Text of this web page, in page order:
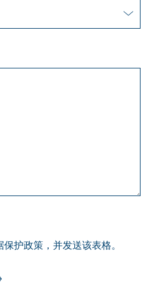
护政策，并发送该表格。